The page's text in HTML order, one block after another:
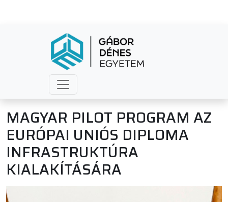
MAGYAR PILOT PROGRAM AZ
EURÓPAI UNIÓS DIPLOMA
INFRASTRUKTÚRA
KIALAKÍTÁSÁRA